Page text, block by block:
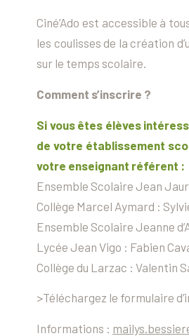
Ciné’Ado est accessible à
les coulisses de la création
sur le temps scolaire.
Comment s’inscrire ?
Si vous êtes élèves
de votre établissement
votre enseignant référent :
Ensemble Scolaire Jean
Collège Marcel Aymard :
Ensemble Scolaire Jeanne
Lycée Jean Vigo : Fabien
Collège du Larzac : Valentin
>Téléchargez le formulaire
Informations :